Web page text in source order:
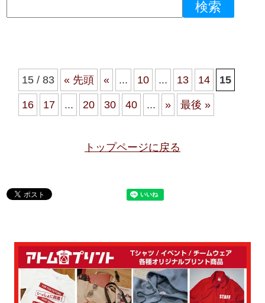
15 / 83 « 先頭 « ... 10 ... 13 14 15
16 17 ... 20 30 40 ... » 最後 »
トップページに戻る